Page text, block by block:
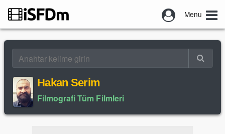
Menu
Hakan Serim
Filmografi Tüm Filmleri